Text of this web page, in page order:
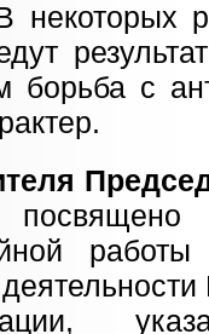
некоторых
с